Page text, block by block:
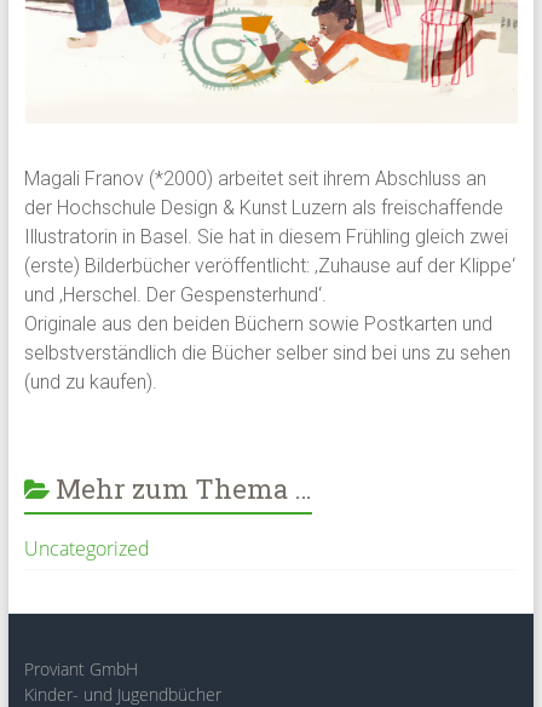
Magali Franov (*2000) arbeitet seit ihrem Abschluss an
der Hochschule Design & Kunst Luzern als freischaffende
Illustratorin in Basel. Sie hat in diesem Frühling gleich zwei
(erste) Bilderbücher veröffentlicht: ‚Zuhause auf der Klippe‘
und ‚Herschel. Der Gespensterhund‘.
Originale aus den beiden Büchern sowie Postkarten und
selbstverständlich die Bücher selber sind bei uns zu sehen
(und zu kaufen).
Mehr zum Thema …
Uncategorized
Proviant GmbH
Kinder- und Jugendbücher